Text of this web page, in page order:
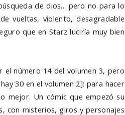
de dios... pero no para lo
vueltas, violento, desagradable
que en Starz luciría muy bien
el número 14 del volumen 3, pero
30 en el volumen 2]: para hacer
mejor. Un cómic que empezó su
con misterios, giros y personajes